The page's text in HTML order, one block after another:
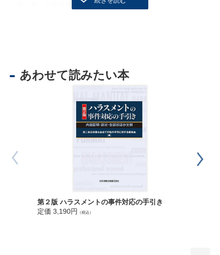
第４章 生産提携に関する事例
あわせて読みたい本
第２版 ハラスメントの事件対応の手引き
定価 3,190円
（税込）